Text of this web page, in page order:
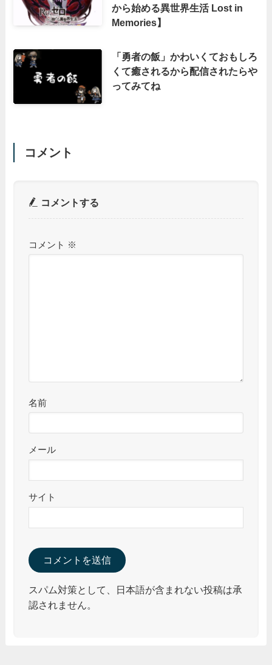
から始める異世界生活 Lost in
Memories】
「勇者の飯」かわいくておもしろ
くて癒されるから配信されたらや
ってみてね
コメント
コメントする
コメント ※
名前
メール
サイト
スパム対策として、日本語が含まれない投稿は承
認されません。